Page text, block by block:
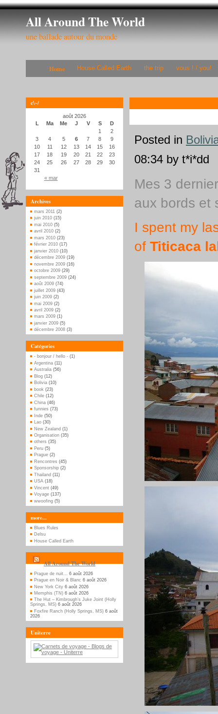
All Around The World
une ballade autour du monde
Home House Called Earth the trip vous ! / you!
c\~/
août 2026
L
Ma Me J V S D
« mar
1
2
3
4 5 6 7 8
9
10
11 12 13 14 15
16
17
18 19 20 21 22
23
24
25 26 27 28 29
30
31
Archives
mars 2011 (2)
juin 2010 (15)
mai 2010 (5)
avril 2010 (2)
mars 2010 (23)
février 2010 (17)
janvier 2010 (10)
décembre 2009 (19)
novembre 2009 (16)
octobre 2009 (29)
septembre 2009 (24)
août 2009 (74)
juillet 2009 (43)
juin 2009 (2)
mai 2009 (2)
avril 2009 (2)
mars 2009 (1)
janvier 2009 (5)
décembre 2008 (3)
Catégories
- bonjour / hello - (1)
Argentina (11)
Australia (56)
Blog (12)
Bolivia (10)
book (23)
Chile (12)
China (46)
funnies (73)
Inde (50)
Lao (30)
New Zealand (1)
Organisation (35)
others (35)
Peru (5)
Prague (2)
Rencontres (45)
Sponsorship (2)
Thailand (11)
USA (18)
Vincent (49)
Voyage (137)
wwoofing (5)
more...
Blues Rules
Delsu
House Called Earth
All Around The World
Prague de nuit…
6 août 2026
Prague en Noir & Blanc 6 août 2026
New York City 6 août 2026
Memphis (TN) 6 août 2026
The Hut – Kimbrough’s Juke Joint (Holly
Springs, MS) 6 août 2026
Foxfire Ranch (Holly Springs, MS) 6 août
2026
Uniterre
Posted in
08:34 by t*i*dd
Mes 3
aux bords et
I spent my
of Titicaca